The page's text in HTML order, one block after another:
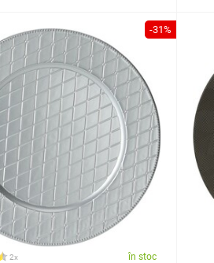
-31%
2x în stoc